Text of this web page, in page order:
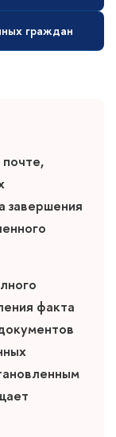
граждан
завершения
факта